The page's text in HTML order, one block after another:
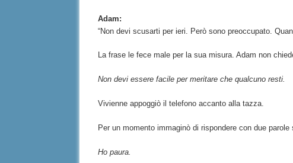
Adam:
“Non devi scusarti per ieri. Però sono preoccupato.
La frase le fece male per la sua misura. Adam non
Non devi essere facile per meritare che qualcuno resti.
Vivienne appoggiò il telefono accanto alla tazza.
Per un momento immaginò di rispondere con due parole
Ho paura.